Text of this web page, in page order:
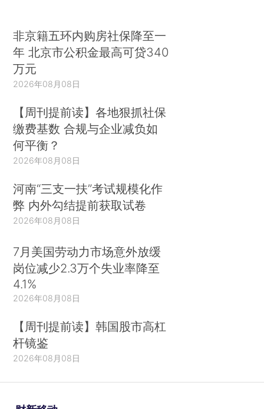
非京籍五环内购房社保降至一
年 北京市公积金最高可贷340
万元
2026年08月08日
【周刊提前读】各地狠抓社保
缴费基数 合规与企业减负如
何平衡？
2026年08月08日
河南“三支一扶”考试规模化作
弊 内外勾结提前获取试卷
2026年08月08日
7月美国劳动力市场意外放缓
岗位减少2.3万个失业率降至
4.1%
2026年08月08日
【周刊提前读】韩国股市高杠
杆镜鉴
2026年08月08日